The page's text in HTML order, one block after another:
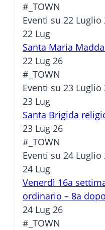
#_TOWN
Eventi su 22 Luglio
22 Lug
Santa Maria
22 Lug 26
#_TOWN
Eventi su 23 Luglio
23 Lug
Santa Brigida
23 Lug 26
#_TOWN
Eventi su 24 Luglio
24 Lug
Venerdì 16a
ordinario – 8a
24 Lug 26
#_TOWN